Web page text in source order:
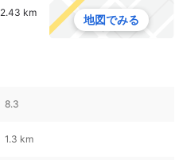
2.43 km
地図でみる
8.3
1.3 km